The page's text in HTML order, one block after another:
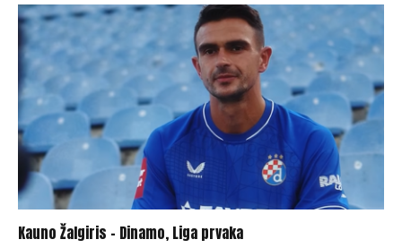
Kauno Žalgiris – Dinamo, Liga prvaka